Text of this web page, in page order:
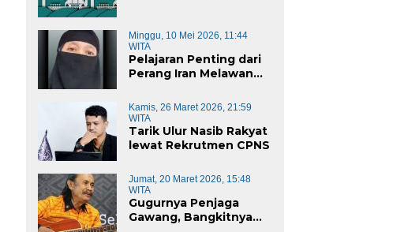
Minggu, 10 Mei 2026, 11:44
WITA
Pelajaran Penting dari
Perang Iran Melawan
Kamis, 26 Maret 2026, 21:59
WITA
Tarik Ulur Nasib Rakyat
lewat Rekrutmen CPNS
Jumat, 20 Maret 2026, 15:48
WITA
Gugurnya Penjaga
Gawang, Bangkitnya